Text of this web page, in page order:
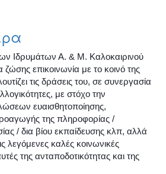
Ιδρυμάτων Α. & Μ. Καλοκαιρινού
ζώσης επικοινωνία με το κοινό της
τις δράσεις του, σε συνεργασία
με στόχο την
ευαισθητοποίησης,
της πληροφορίας /
/ δια βίου εκπαίδευσης κλπ, αλλά
λεγόμενες καλές κοινωνικές
της ανταποδοτικότητας και της